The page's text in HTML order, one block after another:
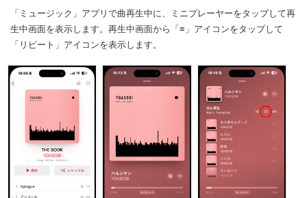
「ミュージック」アプリで曲再生中に、ミニプレーヤーをタップして再
生中画面を表示します。再生中画面から「≡」アイコンをタップして
「リピート」アイコンを表示します。